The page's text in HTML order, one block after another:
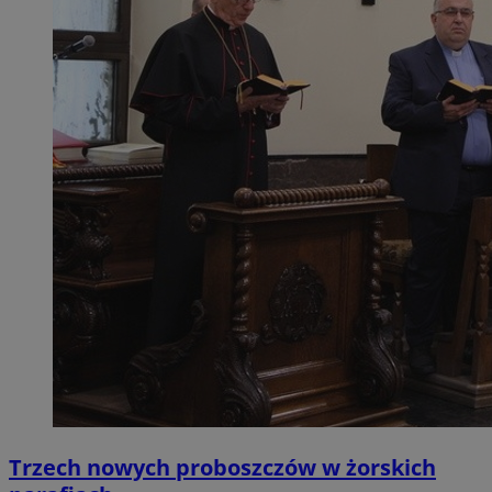
Trzech nowych proboszczów w żorskich